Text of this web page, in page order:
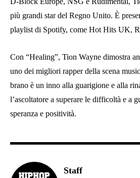
più grandi star del Regno Unito. È
playlist di Spotify, come Hot Hits UK,
Con “Healing”, Tion Wayne dimostra
uno dei migliori rapper della scena
brano è un inno alla guarigione e alla
l’ascoltatore a superare le difficoltà e a
speranza e positività.
Staff